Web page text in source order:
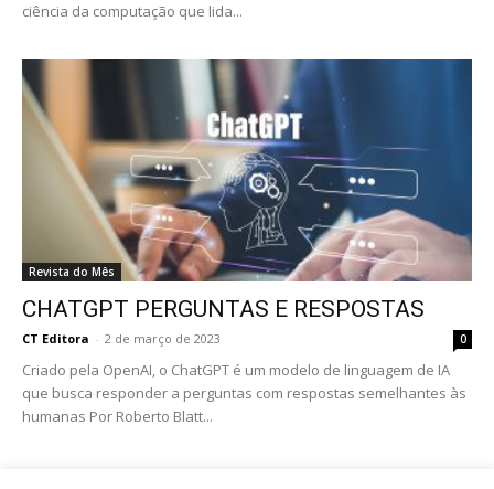
ciência da computação que lida...
Revista do Mês
CHATGPT PERGUNTAS E RESPOSTAS
CT Editora - 2 de março de 2023 0
Criado pela OpenAI, o ChatGPT é um modelo de linguagem de IA
que busca responder a perguntas com respostas semelhantes às
humanas Por Roberto Blatt...